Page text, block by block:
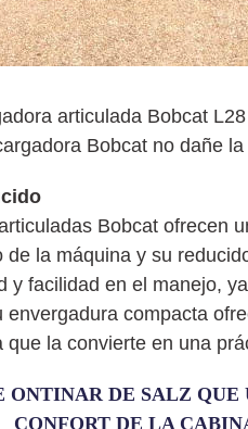
articulada Bobcat
Bobcat no dañe
Bobcat ofrecen
la máquina y su
y facilidad en el manejo,
envergadura compacta
la convierte en una
ONTINAR DE SALZ
CONFORT DE LA